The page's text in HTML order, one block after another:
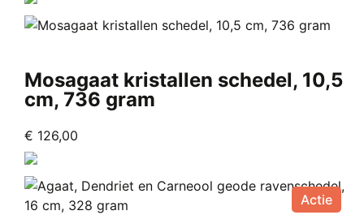
was:
€ 83,00.€ 55,00.
Mosagaat kristallen schedel, 10,5
cm, 736 gram
€ 126,00
Actie